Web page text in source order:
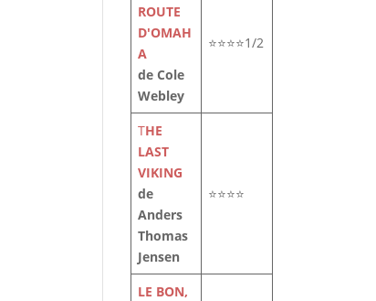
ROUTE
D'OMAH
A
de Cole
Webley
⭐⭐⭐⭐1/2
THE
LAST
VIKING
de
Anders
Thomas
Jensen
⭐⭐⭐⭐
LE BON,